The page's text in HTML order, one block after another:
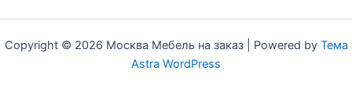
Copyright © 2026 Москва Мебель на заказ | Powered by Тема
Astra WordPress